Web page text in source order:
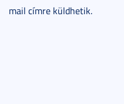
mail címre küldhetik.